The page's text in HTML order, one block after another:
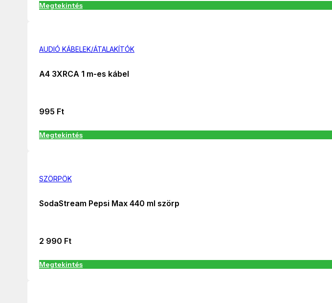
Megtekintés
AUDIÓ KÁBELEK/ÁTALAKÍTÓK
A4 3XRCA 1 m-es kábel
995 Ft
Megtekintés
SZÖRPÖK
SodaStream Pepsi Max 440 ml szörp
2 990 Ft
Megtekintés